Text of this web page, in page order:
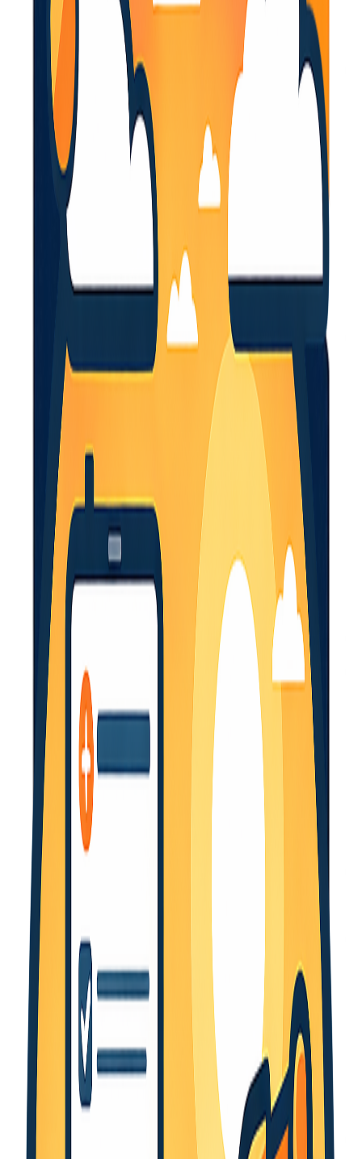
Founder
bjorn@selux-tools.com